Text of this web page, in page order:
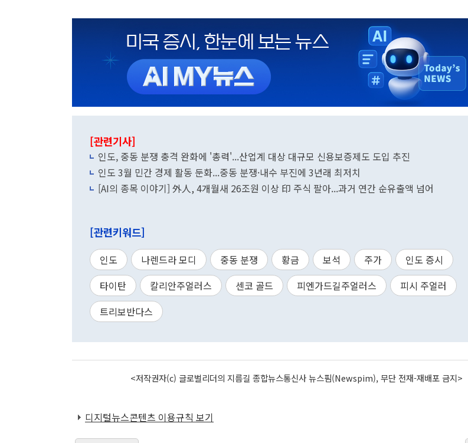
[관련기사]
인도, 중동 분쟁 충격 완화에 '총력'...산업계 대상 대규모 신용보증제도 도입 추진
인도 3월 민간 경제 활동 둔화...중동 분쟁·내수 부진에 3년래 최저치
[AI의 종목 이야기] 外人, 4개월새 26조원 이상 印 주식 팔아...과거 연간 순유출액 넘어
[관련키워드]
인도 나렌드라 모디 중동 분쟁 황금 보석 주가
인도 증시
타이탄
칼리안주얼러스 센코 골드 피엔가드길주얼러스
피시 주얼러
트리보반다스
<저작권자(c) 글로벌리더의 지름길 종합뉴스통신사 뉴스핌(Newspim), 무단 전재-재배포 금지>
디지털뉴스콘텐츠 이용규칙 보기